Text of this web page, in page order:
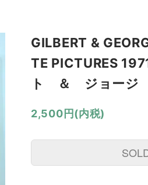
GILBERT &
TE PICTURES
ト ＆ ジョージ
2,500円(内税)